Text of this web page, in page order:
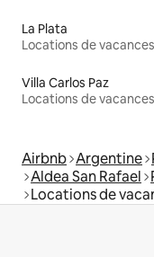
La Plata
Locations de vacances
Villa Carlos Paz
Locations de vacances
Airbnb Argentine
Aldea San Rafael
Locations de